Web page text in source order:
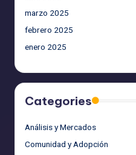
marzo 2025
febrero 2025
enero 2025
Categories
Análisis y Mercados
Comunidad y Adopción